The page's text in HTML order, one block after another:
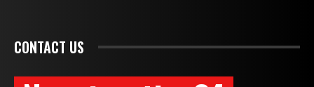
CONTACT US